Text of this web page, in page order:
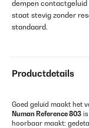
dempen
staat stevig zonder
standaard.
Productdetails
Goed geluid maakt het
Numan Reference 803
hoorbaar maakt: